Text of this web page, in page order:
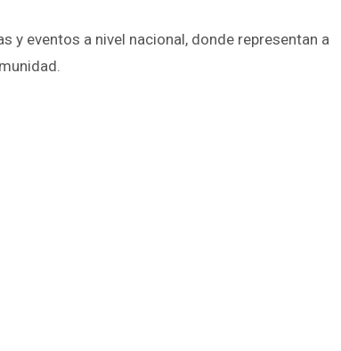
y eventos a nivel nacional, donde representan a